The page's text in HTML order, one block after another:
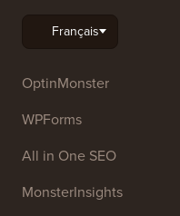
OptinMonster
WPForms
All in One SEO
MonsterInsights